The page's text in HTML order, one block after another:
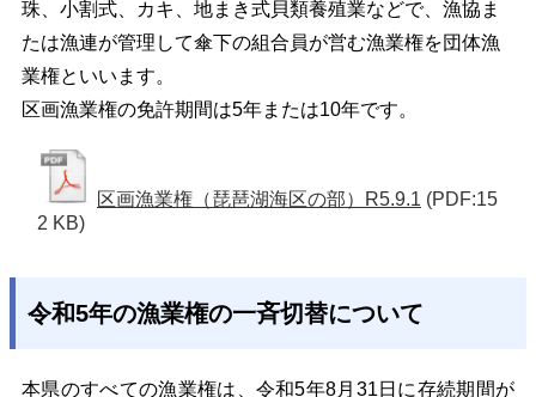
珠、小割式、カキ、地まき式貝類養殖業などで、漁協ま
たは漁連が管理して傘下の組合員が営む漁業権を団体漁
業権といいます。
区画漁業権の免許期間は5年または10年です。
区画漁業権（琵琶湖海区の部）R5.9.1 (PDF:15
2 KB)
令和5年の漁業権の一斉切替について
本県のすべての漁業権は、令和5年8月31日に存続期間が